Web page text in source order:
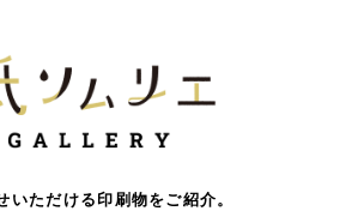
いただける印刷物をご紹介。